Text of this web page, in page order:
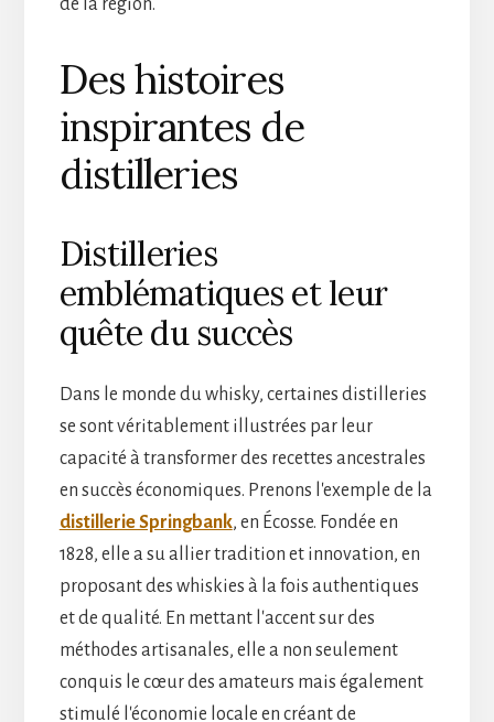
Des histoires
inspirantes de
distilleries
Distilleries
emblématiques et leur
quête du succès
Dans le monde du whisky, certaines distilleries
se sont véritablement illustrées par leur
capacité à transformer des recettes ancestrales
en succès économiques. Prenons l'exemple de la
distillerie Springbank, en Écosse. Fondée en
1828, elle a su allier tradition et innovation, en
proposant des whiskies à la fois authentiques
et de qualité. En mettant l'accent sur des
méthodes artisanales, elle a non seulement
conquis le cœur des amateurs mais également
stimulé l'économie locale en créant de